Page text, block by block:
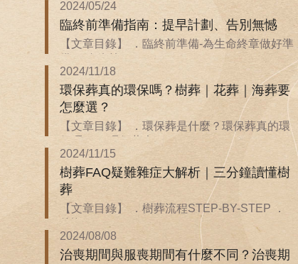
2024/05/24
臨終前準備指南：提早計劃、告別無憾
【文章目錄】 ．臨終前準備-為生命終章做好準
2024/11/18
環保葬真的環保嗎？樹葬｜花葬｜海葬要
怎麼選？
【文章目錄】 ．環保葬是什麼？環保葬真的環
保嗎？ ．環保葬也...
2024/11/15
樹葬FAQ疑難雜症大解析｜三分鐘讀懂樹
葬
【文章目錄】 ．樹葬流程STEP-BY-STEP ．
2024/08/08
治喪期間與服喪期間有什麼不同？治喪期